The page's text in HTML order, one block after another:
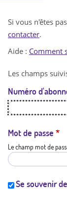
Si vous n'êtes
contacter.
Aide : Comment
Les champs
Numéro
Mot de passe *
Le champ mot de
Se souvenir